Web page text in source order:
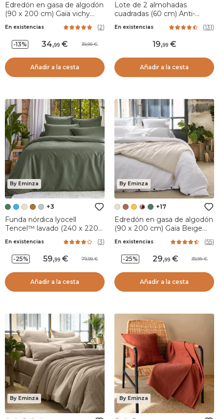
Edredón en gasa de algodón
(90 x 200 cm) Gaïa vichy
En existencias (2)
-13% 34,99 39,99
Añadir a la cesta
Lote de 2 almohadas
cuadradas (60 cm) Anti-
En existencias (131)
19,99
Añadir a la cesta
By Eminza
+3
Funda nórdica lyocell
Tencel™ lavado (240 x 220
En existencias (3)
-25% 59,99 79,99
Añadir a la cesta
By Eminza
+17
Edredón en gasa de algodón
(90 x 200 cm) Gaïa Beige
En existencias (55)
-25% 29,99 39,99
Añadir a la cesta
By Eminza By Eminza